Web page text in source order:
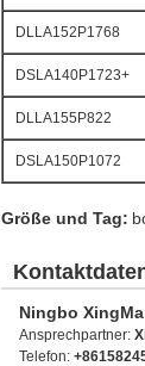
DLLA152P1768
DSLA140P1723+
DLLA155P822
DSLA150P1072
Größe und Tag:
Ningbo
Ansprechpartner:
Telefon: